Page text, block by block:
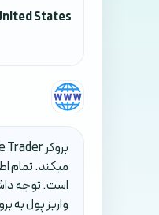
States
ميکند. تمام
است. توجه
واريز پول به